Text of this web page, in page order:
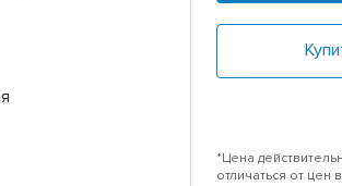
*Цена
отличаться от цен